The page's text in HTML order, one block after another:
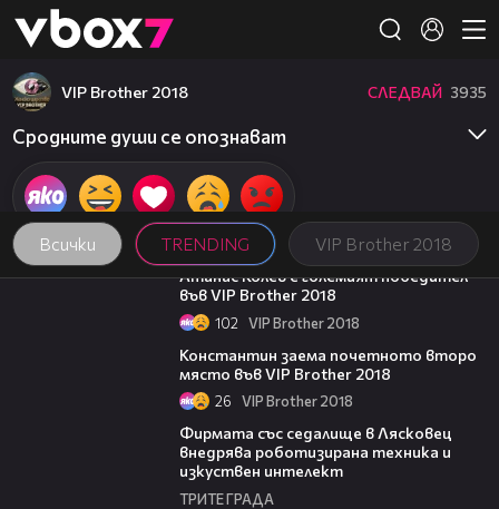
👾
Всички TRENDING VIP Brother 2018
VIP Brother 2018 СЛЕДВАЙ 3935
Сродните души се опознават
06:03
Атанас Колев е големият победител
във VIP Brother 2018
102 VIP Brother 2018
Константин заема почетното второ
място във VIP Brother 2018
26 VIP Brother 2018
Фирмата със седалище в Лясковец
внедрява роботизирана техника и
изкуствен интелект
ТРИТЕ ГРАДА